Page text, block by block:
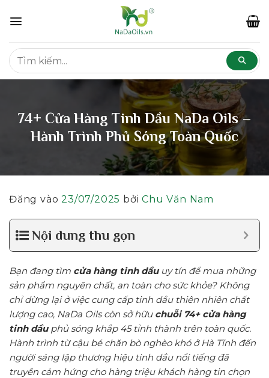
qua
dung
74+ Cửa Hàng Tinh Dầu NaDa Oils –
Hành Trình Phủ Sóng Toàn Quốc
Đăng vào23/07/2025 bởiChu Văn Nam
Nội dung thu gọn
Bạn đang tìm cửa hàng tinh dầuuy tín để mua những
sản phẩm nguyên chất, an toàn cho sức khỏe? Không
chỉ dừng lại ở việc cung cấp tinh dầu thiên nhiên chất
lượng cao, NaDa Oils còn sở hữu chuỗi 74+ cửa hàng
tinh dầuphủ sóng khắp 45 tỉnh thành trên toàn quốc.
Hành trình từ cậu bé chăn bò nghèo khó ở Hà Tĩnh đến
người sáng lập thương hiệu tinh dầu nổi tiếng đã
truyền cảm hứng cho hàng triệu khách hàng tin chọn